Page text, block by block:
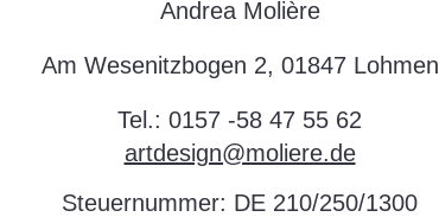
Andrea Molière
Am Wesenitzbogen 2, 01847 Lohmen
Tel.: 0157 -58 47 55 62
artdesign@moliere.de
Steuernummer: DE 210/250/1300